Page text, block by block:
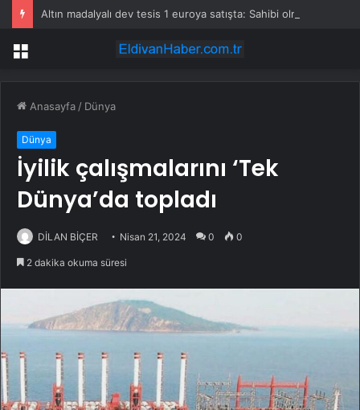
Menü
Anasayfa / Dünya
Dünya
İyilik çalışmalarını ‘Tek
Dünya’da topladı
DİLAN BİÇER Nisan 21, 2024 0 0
2 dakika okuma süresi